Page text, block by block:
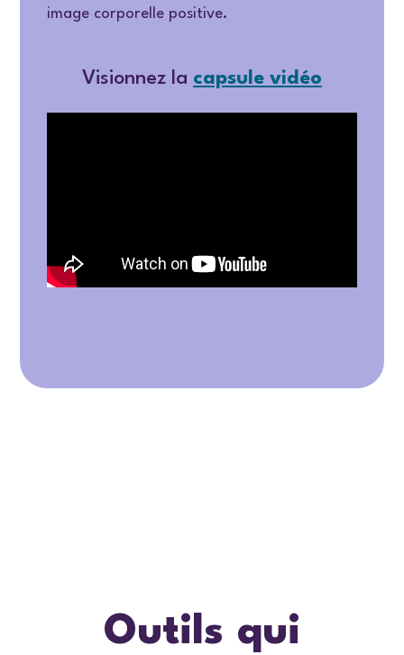
image corporelle positive.
Visionnez la capsule vidéo
Outils qui